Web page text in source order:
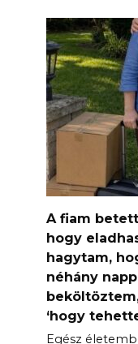
A fiam
hogy
hagytam,
néhány
‘hogy
Egész